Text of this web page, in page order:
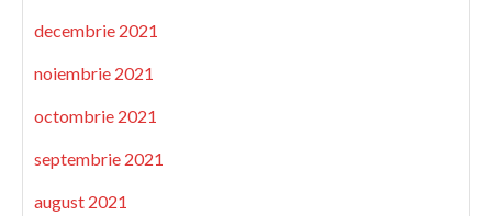
decembrie 2021
noiembrie 2021
octombrie 2021
septembrie 2021
august 2021